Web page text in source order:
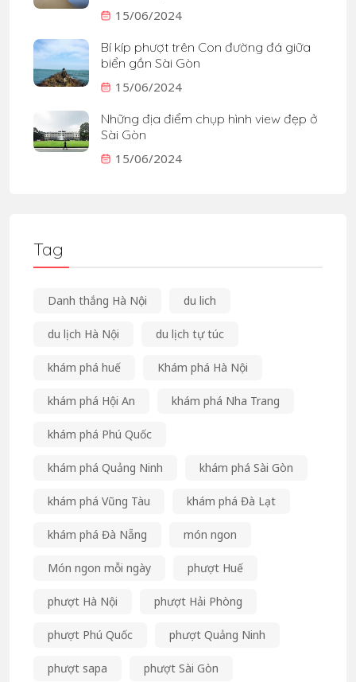
15/06/2024
Bí kíp phượt trên Con đường đá giữa
biển gần Sài Gòn
15/06/2024
Những địa điểm chụp hình view đẹp ở
Sài Gòn
15/06/2024
Tag
Danh thắng Hà Nội du lich
du lịch Hà Nội du lịch tự túc
khám phá huế Khám phá Hà Nội
khám phá Hội An khám phá Nha Trang
khám phá Phú Quốc
khám phá Quảng Ninh khám phá Sài Gòn
khám phá Vũng Tàu khám phá Đà Lạt
khám phá Đà Nẵng món ngon
Món ngon mỗi ngày phượt Huế
phượt Hà Nội phượt Hải Phòng
phượt Phú Quốc phượt Quảng Ninh
phượt sapa phượt Sài Gòn